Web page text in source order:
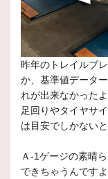
昨年のトレイルブ
か、基準値データ
れが出来なかった
足回りやタイヤサ
は目安でしかない
Ａ-1ゲージの素晴
できちゃうんですよ